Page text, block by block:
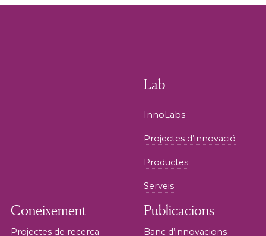
Lab
InnoLabs
Projectes d’innovació
Productes
Serveis
Coneixement
Projectes de recerca
Publicacions
Banc d’innovacions